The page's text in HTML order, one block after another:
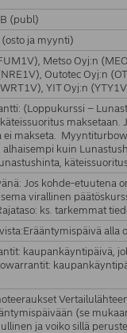
(publ)
ja myynti)
Metso Oyj:n
Outotec Oyj:n
YIT Oyj:n
(Loppukurssi –
maksetaan.
ei makseta.
kuin
Jos kohde-etuutena
virallinen
ks. tarkemmat
alla
kaupankäyntipäivä,
(se
ja voiko sillä